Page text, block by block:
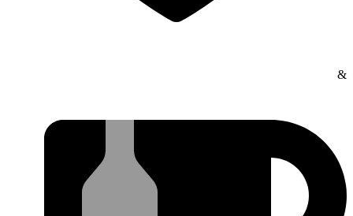
&